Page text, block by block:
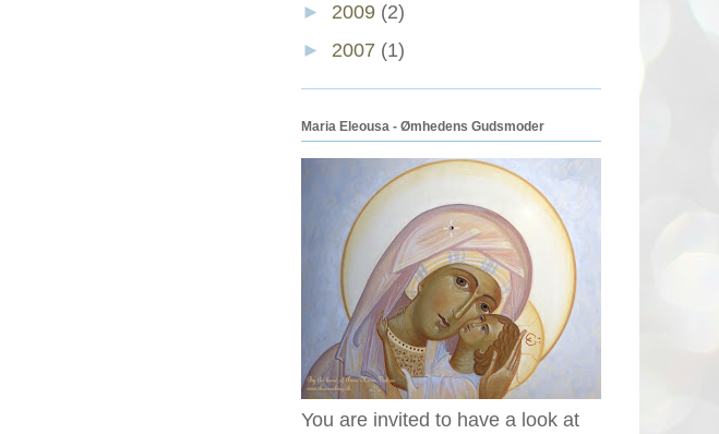
► 2009 (2)
► 2007 (1)
Maria Eleousa - Ømhedens Gudsmoder
You are invited to have a look at